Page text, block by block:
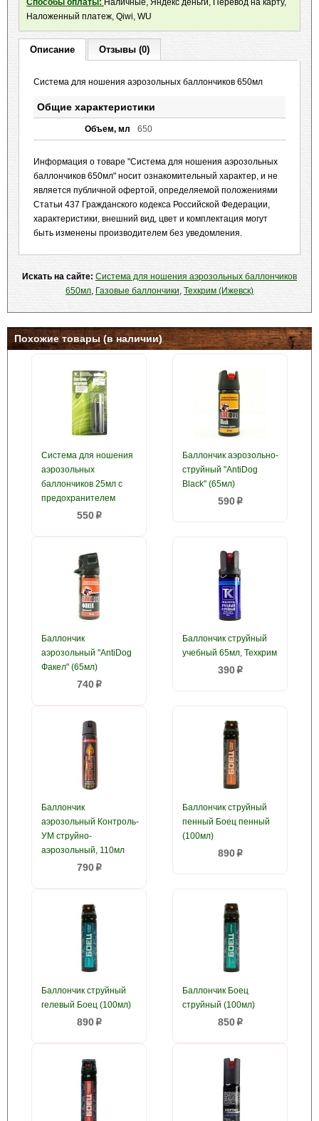
Способы оплаты: Наличные, Яндекс деньги, Перевод на карту,
Наложенный платеж, Qiwi, WU
Описание Отзывы (0)
Система для ношения аэрозольных баллончиков 650мл
Общие характеристики
Объем, мл 650
Информация о товаре "Система для ношения аэрозольных
баллончиков 650мл" носит ознакомительный характер, и не
является публичной офертой, определяемой положениями
Статьи 437 Гражданского кодекса Российской Федерации,
характеристики, внешний вид, цвет и комплектация могут
быть изменены производителем без уведомления.
Искать на сайте: Система для ношения аэрозольных баллончиков
650мл, Газовые баллончики, Техкрим (Ижевск)
Похожие товары (в наличии)
Система для ношения
аэрозольных
баллончиков 25мл с
предохранителем
550p
Баллончик аэрозольно-
струйный "AntiDog
Black" (65мл)
590p
Баллончик
аэрозольный "AntiDog
Факел" (65мл)
740p
Баллончик струйный
учебный 65мл, Техкрим
390p
Баллончик
аэрозольный Контроль-
УМ струйно-
аэрозольный, 110мл
790p
Баллончик струйный
пенный Боец пенный
(100мл)
890p
Баллончик струйный
гелевый Боец (100мл)
890p
Баллончик Боец
струйный (100мл)
850p